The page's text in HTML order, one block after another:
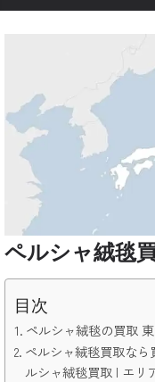
ペルシャ絨毯
目次
ペルシャ絨毯の買取
ペルシャ絨毯買取な
ルシャ絨毯買取 | エリ